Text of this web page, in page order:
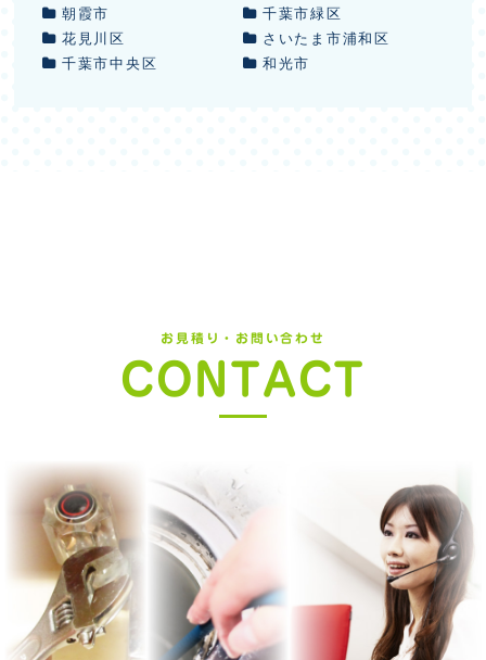
朝霞市
千葉市緑区
花見川区
さいたま市浦和区
千葉市中央区
和光市
お見積り・お問い合わせ
CONTACT